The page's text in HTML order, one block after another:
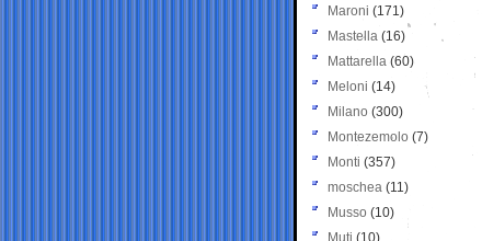
Maroni (171)
Mastella (16)
Mattarella (60)
Meloni (14)
Milano (300)
Montezemolo (7)
Monti (357)
moschea (11)
Musso (10)
Muti (10)